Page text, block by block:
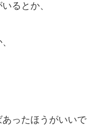
るとか、
ったほうがいいで